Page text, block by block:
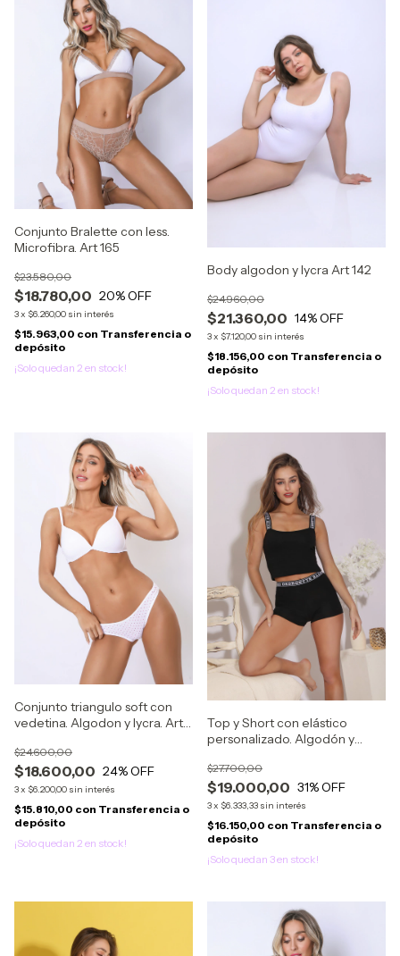
Conjunto Bralette con less.
Microfibra. Art 165
$18.780,00
$23.580,00
20% OFF
3x $6.260,00 sin interés
$15.963,00 con Transferencia o
depósito
¡Solo quedan 2 en stock!
Body algodon y lycra Art 142
$21.360,00
$24.960,00
14% OFF
3x $7.120,00 sin interés
$18.156,00 con Transferencia o
depósito
¡Solo quedan 2 en stock!
Conjunto triangulo soft con
vedetina. Algodon y lycra. Art
$18.600,00
$24.600,00
24% OFF
3x $6.200,00 sin interés
$15.810,00 con Transferencia o
depósito
¡Solo quedan 2 en stock!
Top y Short con elástico
personalizado. Algodón y
$19.000,00
$27.700,00
31% OFF
3x $6.333,33 sin interés
$16.150,00 con Transferencia o
depósito
¡Solo quedan 3en stock!